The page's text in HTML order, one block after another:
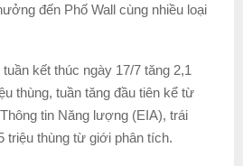
đến Phố Wall cùng nhiều loại
kết thúc ngày 17/7 tăng 2,1
thùng, tuần tăng đầu tiên kể từ
tin Năng lượng (EIA), trái
triệu thùng từ giới phân tích.